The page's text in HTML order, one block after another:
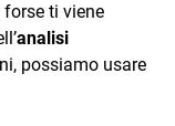
ti viene
analisi
possiamo usare